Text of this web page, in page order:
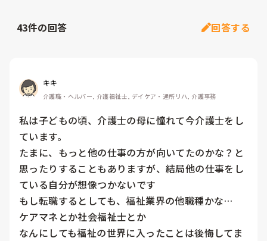
43件の回答 回答する
キキ
介護職・ヘルパー, 介護福祉士, デイケア・通所リハ, 介護事務
私は子どもの頃、介護士の母に憧れて今介護士をし
ています。
たまに、もっと他の仕事の方が向いてたのかな？と
思ったりすることもありますが、結局他の仕事をし
ている自分が想像つかないです
もし転職するとしても、福祉業界の他職種かな…
ケアマネとか社会福祉士とか
なんにしても福祉の世界に入ったことは後悔してま